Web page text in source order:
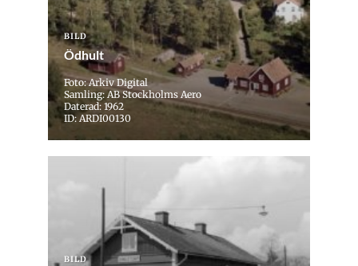
BILD
Ödhult
Foto: Arkiv Digital
Samling: AB Stockholms Aero
Daterad: 1962
ID: ARDI00130
BILD